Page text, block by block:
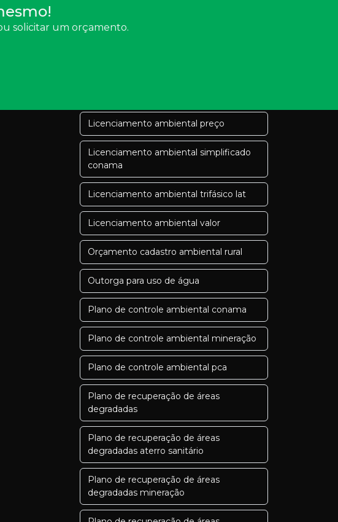
solicitar um orçamento.
consulta
Licenciamento ambiental preço
Licenciamento ambiental simplificado
conama
Licenciamento ambiental trifásico lat
Licenciamento ambiental valor
Orçamento cadastro ambiental rural
Outorga para uso de água
Plano de controle ambiental conama
Plano de controle ambiental mineração
Plano de controle ambiental pca
Plano de recuperação de áreas
degradadas
Plano de recuperação de áreas
degradadas aterro sanitário
Plano de recuperação de áreas
degradadas mineração